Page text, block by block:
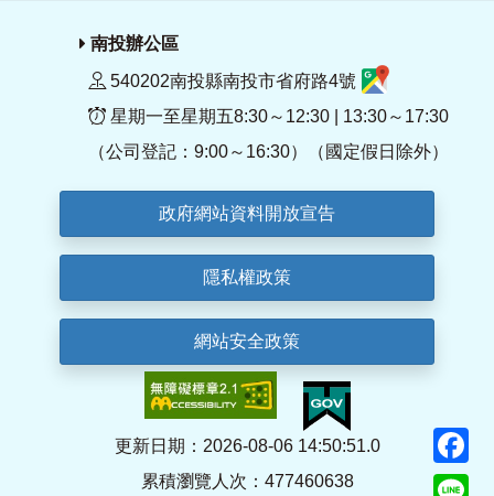
南投辦公區
540202南投縣南投市省府路4號
星期一至星期五8:30～12:30 | 13:30～17:30
（公司登記：9:00～16:30）（國定假日除外）
政府網站資料開放宣告
隱私權政策
網站安全政策
更新日期：2026-08-06 14:50:51.0
累積瀏覽人次：477460638